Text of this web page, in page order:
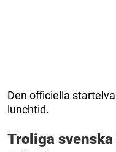
Den officiella
lunchtid.
Troliga